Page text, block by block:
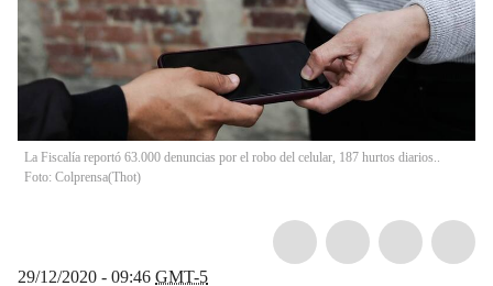
La Fiscalía reportó 63.000 denuncias por el robo del celular, 187 hurtos diarios..
Foto: Colprensa(Thot)
29/12/2020 - 09:46 GMT-5